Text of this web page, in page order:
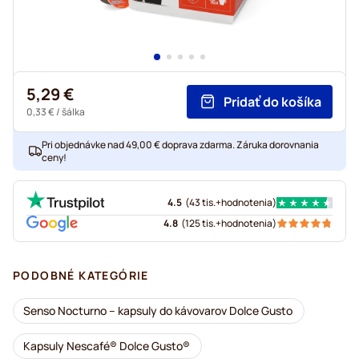
5,29 €
0,33 €/ šálka
Pridať do košíka
Pri objednávke nad 49,00 € doprava zdarma. Záruka dorovnania
ceny!
4.5 (43 tis.+hodnotenia)
4.8 (125 tis.+hodnotenia)
PODOBNÉ KATEGÓRIE
Senso Nocturno – kapsuly do kávovarov Dolce Gusto
Kapsuly Nescafé® Dolce Gusto®